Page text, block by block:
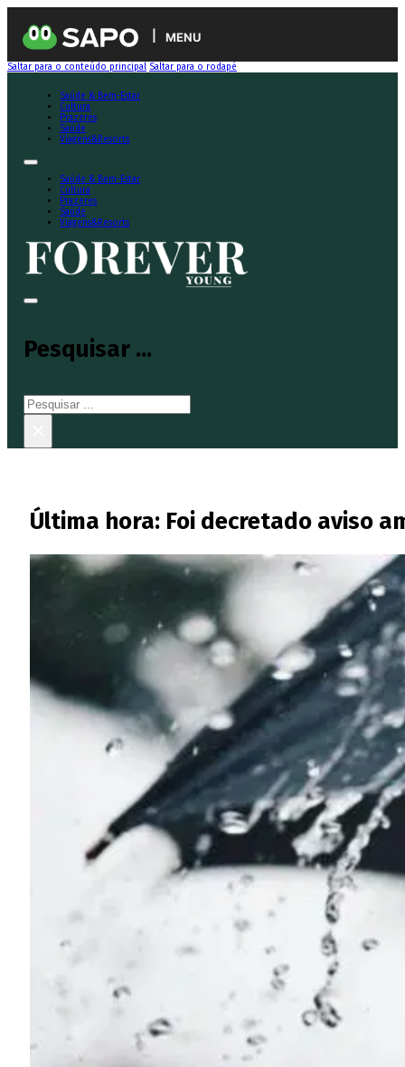
MENU
Saltar para o conteúdo principal Saltar para o rodapé
Saúde & Bem-Estar
Cultura
Prazeres
Saúde
Viagens&Resorts
Saúde & Bem-Estar
Cultura
Prazeres
Saúde
Viagens&Resorts
Pesquisar ...
Pesquisar
Última hora: Foi decretado aviso